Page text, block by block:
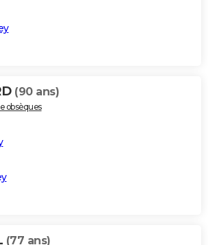
(90 ans)
obsèques
(77 ans)